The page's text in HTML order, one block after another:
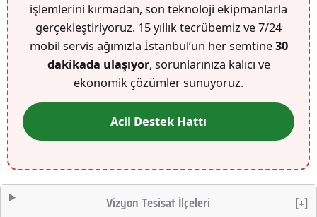
işlemlerini kırmadan, son teknoloji ekipmanlarla
gerçekleştiriyoruz. 15 yıllık tecrübemiz ve 7/24
mobil servis ağımızla İstanbul’un her semtine30
dakikada ulaşıyor, sorunlarınıza kalıcı ve
ekonomik çözümler sunuyoruz.
Acil Destek Hattı
Vizyon Tesisat İlçeleri [+]